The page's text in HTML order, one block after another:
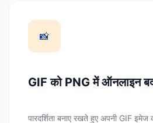
📸
GIF को PNG में ऑनलाइन
पारदर्शिता बनाए रखते हुए अपनी GIF इमेज